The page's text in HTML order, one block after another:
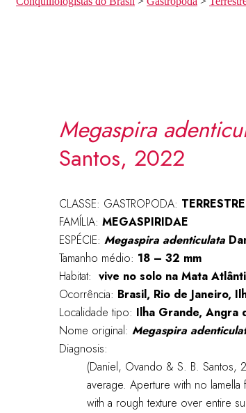
Megaspira
Santos, 2022
CLASSE: GASTROPODA: TERRESTRE
FAMÍLIA: MEGASPIRIDAE
ESPÉCIE: Megaspira adenticulata
Tamanho médio: 18 – 32 mm
Habitat: vive no solo na Mata
Ocorrência: Brasil, Rio de Janeiro,
Localidade tipo: Ilha Grande, Angra
Nome original: Megaspira
Diagnosis:
(Daniel, Ovando & S. B. Santos,
average. Aperture with no
with a rough texture over entire